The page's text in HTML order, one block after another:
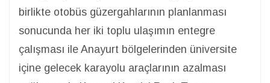
birlikte otobüs güzergahlarının planlanması
sonucunda her iki toplu ulaşımın entegre
çalışması ile Anayurt bölgelerinden üniversite
içine gelecek karayolu araçlarının azalması